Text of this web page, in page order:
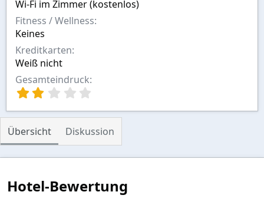
Wi-Fi im Zimmer (kostenlos)
Fitness / Wellness
Keines
Kreditkarten
Weiß nicht
Gesamteindruck
0
S
t
e
n
(
Übersicht Diskussion
Hotel-Bewertung